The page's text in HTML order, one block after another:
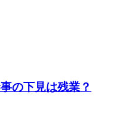
の下見は残業？